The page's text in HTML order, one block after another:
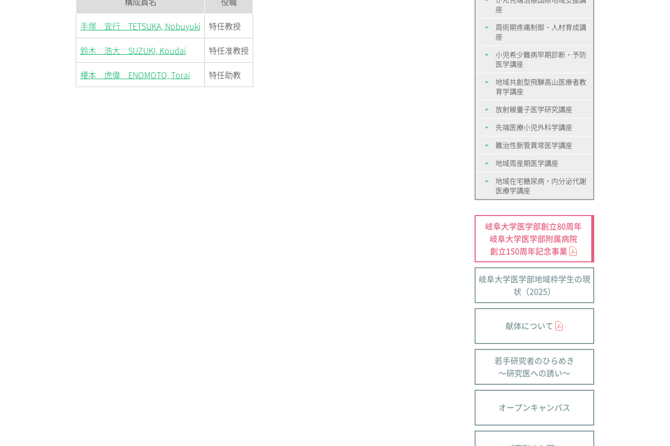
手塚 宜行 TETSUKA, Nobuyuki 特任教授
鈴木 浩大 SUZUKI, Koudai 特任准教授
榎本 虎偉 ENOMOTO, Torai 特任助教
座
周術期疼痛制御・人材育成講
座
小児希少難病早期診断・予防
医学講座
地域共創型飛騨高山医療者教
育学講座
放射線量子医学研究講座
先端医療小児外科学講座
難治性脈管異常医学講座
地域周産期医学講座
地域在宅糖尿病・内分泌代謝
医療学講座
岐阜大学医学部創立80周年
岐阜大学医学部附属病院
創立150周年記念事業
岐阜大学医学部地域枠学生の現
状（2025）
献体について
若手研究者のひらめき
～研究医への誘い～
オープンキャンパス